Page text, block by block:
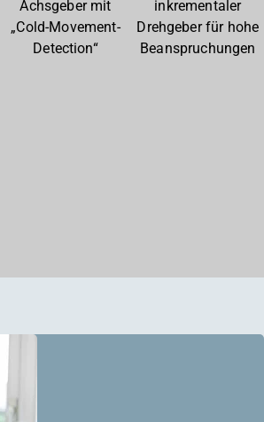
Achsgeber mit
„Cold-Movement-
Detection“
inkrementaler
Drehgeber für hohe
Beanspruchungen